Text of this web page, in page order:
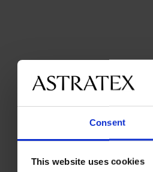
Consent
This website uses cookies